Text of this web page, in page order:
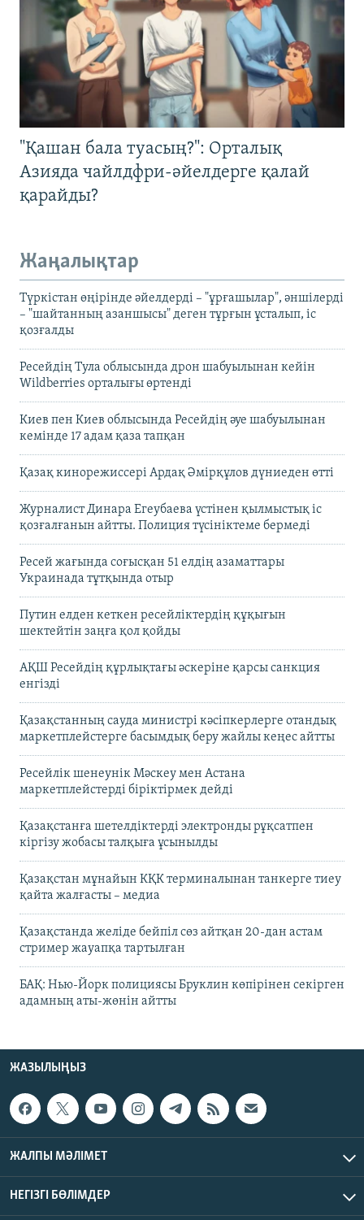
"Қашан бала туасың?": Орталық
Азияда чайлдфри-әйелдерге қалай
қарайды?
Жаңалықтар
Түркістан өңірінде әйелдерді – "ұрғашылар", әншілерді
– "шайтанның азаншысы" деген тұрғын ұсталып, іс
қозғалды
Ресейдің Тула облысында дрон шабуылынан кейін
Wildberries орталығы өртенді
Киев пен Киев облысында Ресейдің әуе шабуылынан
кемінде 17 адам қаза тапқан
Қазақ кинорежиссері Ардақ Әмірқұлов дүниеден өтті
Журналист Динара Егеубаева үстінен қылмыстық іс
қозғалғанын айтты. Полиция түсініктеме бермеді
Ресей жағында соғысқан 51 елдің азаматтары
Украинада тұтқында отыр
Путин елден кеткен ресейліктердің құқығын
шектейтін заңға қол қойды
АҚШ Ресейдің құрлықтағы әскеріне қарсы санкция
енгізді
Қазақстанның сауда министрі кәсіпкерлерге отандық
маркетплейстерге басымдық беру жайлы кеңес айтты
Ресейлік шенеунік Мәскеу мен Астана
маркетплейстерді біріктірмек дейді
Қазақстанға шетелдіктерді электронды рұқсатпен
кіргізу жобасы талқыға ұсынылды
Қазақстан мұнайын КҚК терминалынан танкерге тиеу
қайта жалғасты – медиа
Қазақстанда желіде бейпіл сөз айтқан 20-дан астам
стример жауапқа тартылған
БАҚ: Нью-Йорк полициясы Бруклин көпірінен секірген
адамның аты-жөнін айтты
ЖАЗЫЛЫҢЫЗ
ЖАЛПЫ МӘЛІМЕТ
НЕГІЗГІ БӨЛІМДЕР